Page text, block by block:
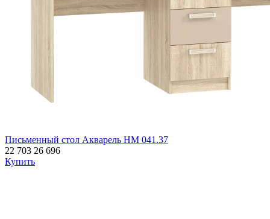
Письменный стол Акварель НМ 041.37
22 703 26 696
Купить